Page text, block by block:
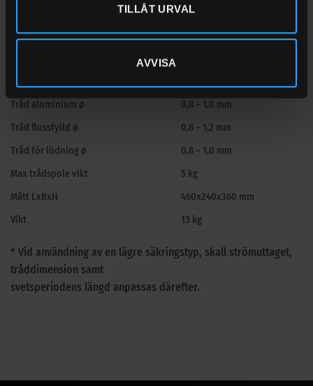
TILLÅT URVAL
AVVISA
180 A @ 20%
Elektrod min/max ø
1,6 – 3,2 mm
Tråd aluminium ø
0,8 – 1,0 mm
Tråd flussfylld ø
0,8 – 1,2 mm
Tråd för lödning ø
0,8 – 1,0 mm
Max trådspole vikt
5 kg
Mått LxBxH
460x240x360 mm
Vikt
13 kg
* Vid användning av en lägre säkringstyp, skall strömuttaget,
tråddimension samt
svetsperiodens längd anpassas därefter.